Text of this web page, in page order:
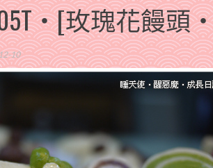
105T‧[玫瑰花饅
10